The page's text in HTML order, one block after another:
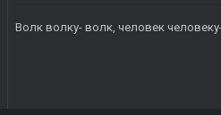
Волк волку- волк, человек